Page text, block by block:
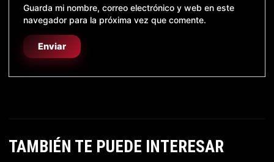
Guarda mi nombre, correo electrónico y web en este
navegador para la próxima vez que comente.
TAMBIÉN TE PUEDE INTERESAR